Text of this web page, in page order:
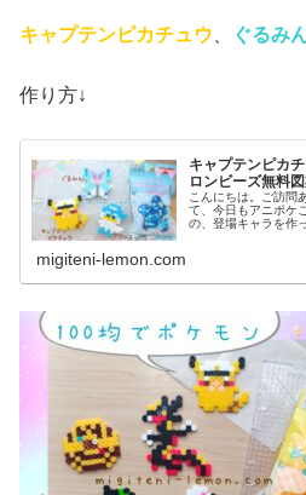
キャプテンピカチュウ ぐるみ
作り方↓
キャプテンピカ
ロンビーズ無料
こんにちは。ご訪問
て、今日もアニポケ
の、登場キャラを作
migiteni-lemon.com